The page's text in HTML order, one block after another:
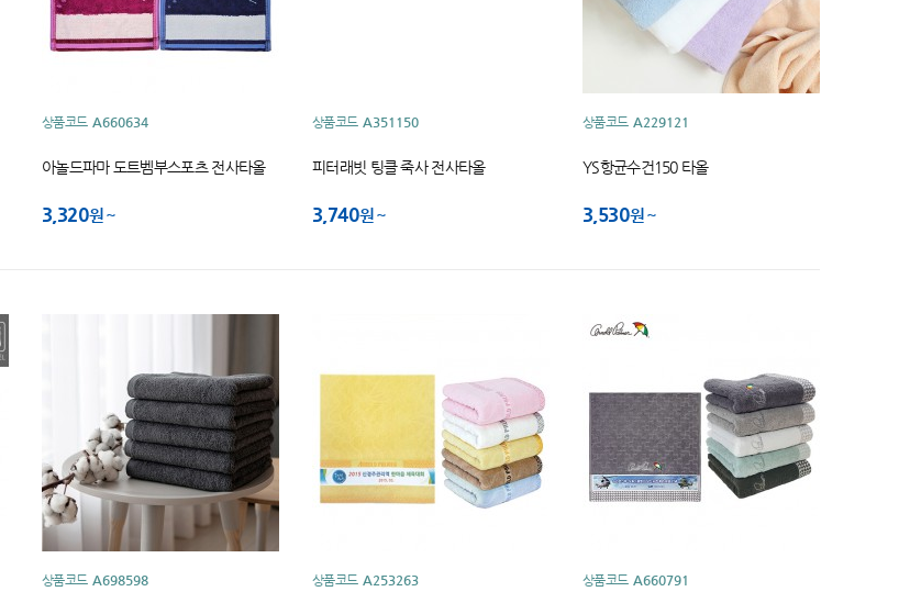
상품코드 A660634
아놀드파마 도트벰부스포츠 전사타올
3,320원
상품코드 A351150
피터래빗 팅클 죽사 전사타올
3,740원
상품코드 A229121
YS항균수건150 타올
3,530원
상품코드 A698598 상품코드 A253263 상품코드 A660791